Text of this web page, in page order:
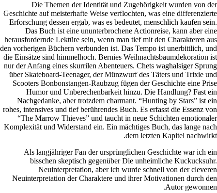
den
die
nur der
über
rohes,
“The
Als